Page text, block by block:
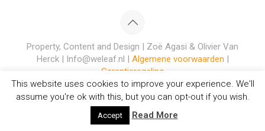
Property, Content and Design | Zoë Agasi & Olivier Van
Herck | Info@weleaf.nl | Algemene voorwaarden
Garantieregeling
This website uses cookies to improve your experience. We'll
assume you're ok with this, but you can opt-out if you wish.
Accept Read More